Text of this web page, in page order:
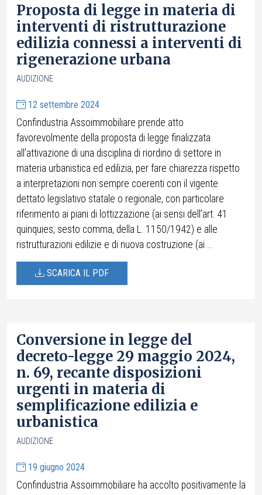
Proposta di legge in materia di
interventi di ristrutturazione
edilizia connessi a interventi di
rigenerazione urbana
AUDIZIONE
12 settembre 2024
Confindustria Assoimmobiliare prende atto
favorevolmente della proposta di legge finalizzata
all’attivazione di una disciplina di riordino di settore in
materia urbanistica ed edilizia, per fare chiarezza rispetto
a interpretazioni non sempre coerenti con il vigente
dettato legislativo statale o regionale, con particolare
riferimento ai piani di lottizzazione (ai sensi dell’art. 41
quinquies, sesto comma, della L. 1150/1942) e alle
ristrutturazioni edilizie e di nuova costruzione (ai ...
SCARICA IL PDF
Conversione in legge del
decreto-legge 29 maggio 2024,
n. 69, recante disposizioni
urgenti in materia di
semplificazione edilizia e
urbanistica
AUDIZIONE
19 giugno 2024
Confindustria Assoimmobiliare ha accolto positivamente la